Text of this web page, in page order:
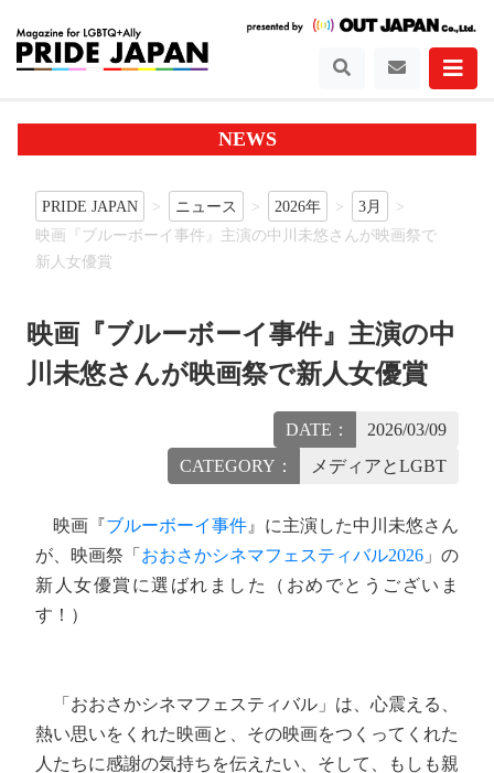
NEWS
PRIDE JAPAN ニュース 2026年
3月
映画『ブルーボーイ事件』主演の中川未悠さんが映画祭で
新人女優賞
映画『ブルーボーイ事件』主演の中
川未悠さんが映画祭で新人女優賞
DATE：
2026/03/09
CATEGORY：
メディアとLGBT
映画『ブルーボーイ事件 』に主演した中川未悠さん
が、映画祭「 おおさかシネマフェスティバル2026 」の
新人女優賞に選ばれました（おめでとうございま
す！）
「おおさかシネマフェスティバル」は、心震える、
熱い思いをくれた映画と、その映画をつくってくれた
人たちに感謝の気持ちを伝えたい、そして、もしも親